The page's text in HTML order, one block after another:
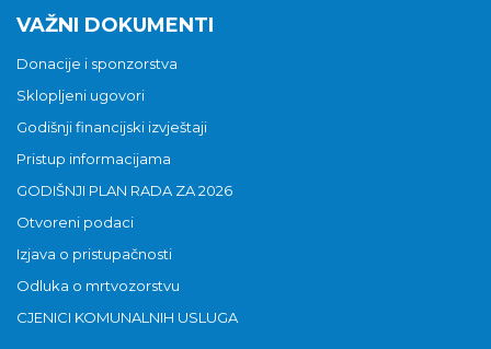
VAŽNI DOKUMENTI
Donacije i sponzorstva
Sklopljeni ugovori
Godišnji financijski izvještaji
Pristup informacijama
GODIŠNJI PLAN RADA ZA 2026
Otvoreni podaci
Izjava o pristupačnosti
Odluka o mrtvozorstvu
CJENICI KOMUNALNIH USLUGA